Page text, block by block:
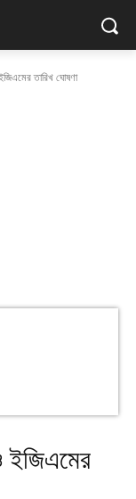
তারিখ ঘোষণা
ইজিএমের